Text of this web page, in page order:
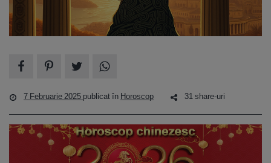
7 Februarie 2025 publicat în Horoscop 31 share-uri